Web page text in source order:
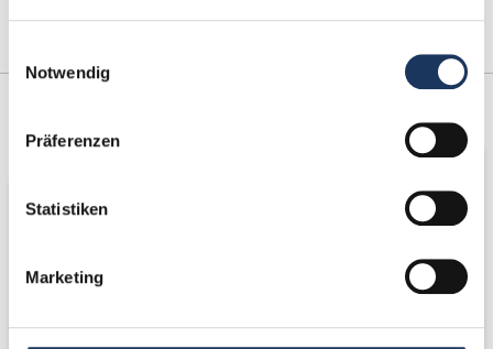
Notwendig
Präferenzen
Statistiken
Marketing
Partner